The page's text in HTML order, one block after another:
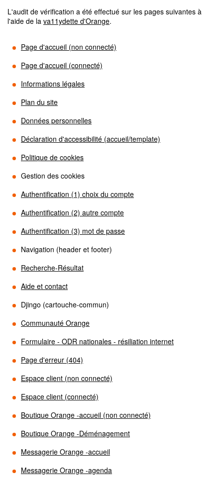
L'audit de vérification a été effectué sur les pages suivantes à
l'aide de la va11ydette d'Orange.
Page d'accueil (non connecté)
Page d'accueil (connecté)
Informations légales
Plan du site
Données personnelles
Déclaration d'accessibilité (accueil/template)
Politique de cookies
Gestion des cookies
Authentification (1) choix du compte
Authentification (2) autre compte
Authentification (3) mot de passe
Navigation (header et footer)
Recherche-Résultat
Aide et contact
Djingo (cartouche-commun)
Communauté Orange
Formulaire - ODR nationales - résiliation internet
Page d'erreur (404)
Espace client (non connecté)
Espace client (connecté)
Boutique Orange -accueil (non connecté)
Boutique Orange -Déménagement
Messagerie Orange -accueil
Messagerie Orange -agenda